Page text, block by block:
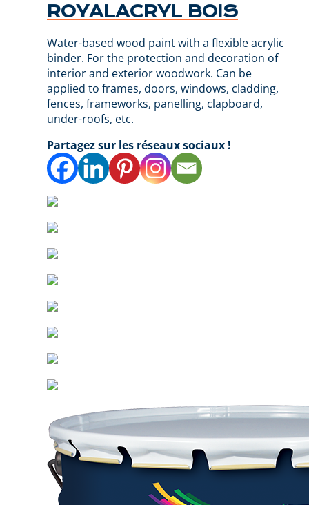
ROYALACRYL BOIS
Water-based wood paint with a flexible acrylic
binder. For the protection and decoration of
interior and exterior woodwork. Can be
applied to frames, doors, windows, cladding,
fences, frameworks, panelling, clapboard,
under-roofs, etc.
Partagez sur les réseaux sociaux !